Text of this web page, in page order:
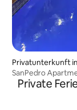
Privatunterkunft
SanPedro
Private